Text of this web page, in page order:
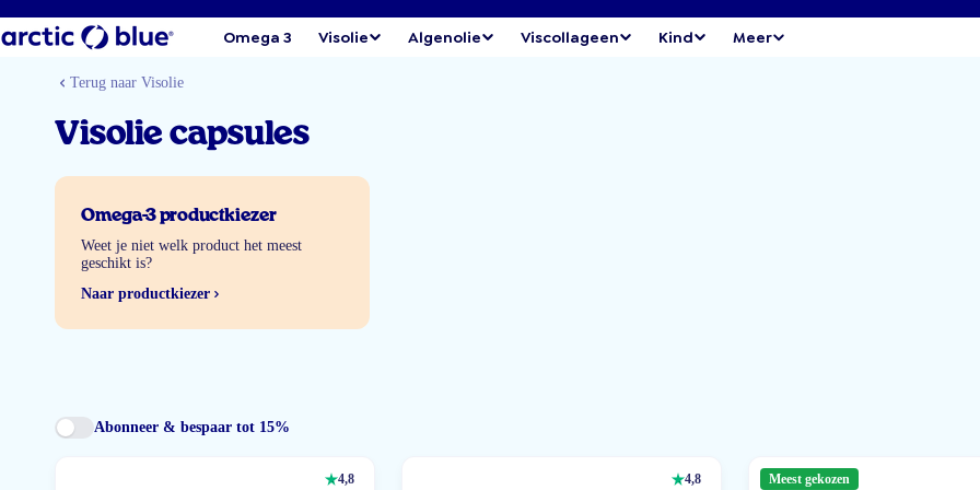
Omega 3 Visolie Algenolie Viscollageen Kind Meer
Terug naar Visolie
Visolie capsules
Omega-3 productkiezer
Weet je niet welk product het meest
geschikt is?
Naar productkiezer
Abonneer & bespaar tot 15%
4,8 4,8 Meest gekozen